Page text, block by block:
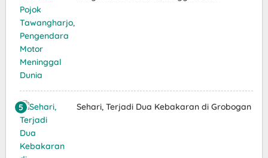
Sehari, Terjadi Dua Kebakaran di Grobogan